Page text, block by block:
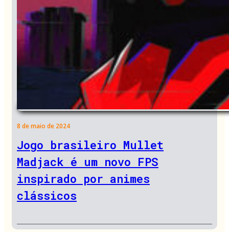
8 de maio de 2024
Jogo brasileiro Mullet
Madjack é um novo FPS
inspirado por animes
clássicos